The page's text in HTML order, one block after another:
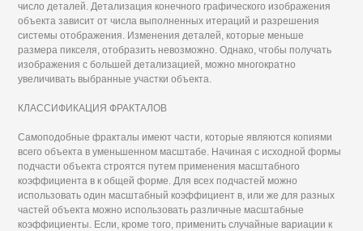
число деталей. Детализация конечного графического изображения
объекта зависит от числа выполненных итераций и разрешения
системы отображения. Изменения деталей, которые меньше
размера пикселя, отобразить невозможно. Однако, чтобы получать
изображения с большей детализацией, можно многократно
увеличивать выбранные участки объекта.
КЛАССИФИКАЦИЯ ФРАКТАЛОВ
Самоподобные фракталы имеют части, которые являются копиями
всего объекта в уменьшенном масштабе. Начиная с исходной формы
подчасти объекта строятся путем применения масштабного
коэффициента в к общей форме. Для всех подчастей можно
использовать один масштабный коэффициент в, или же для разных
частей объекта можно использовать различные масштабные
коэффициенты. Если, кроме того, применить случайные вариации к